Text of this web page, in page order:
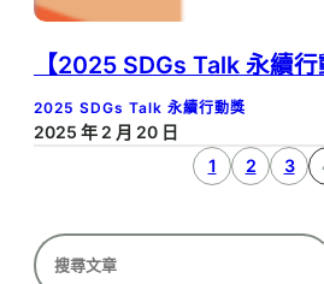
【2025 SDGs Talk 永續
2025 SDGs Talk 永續行動獎
2025 年 2 月 20 日
1
2 3
搜
尋